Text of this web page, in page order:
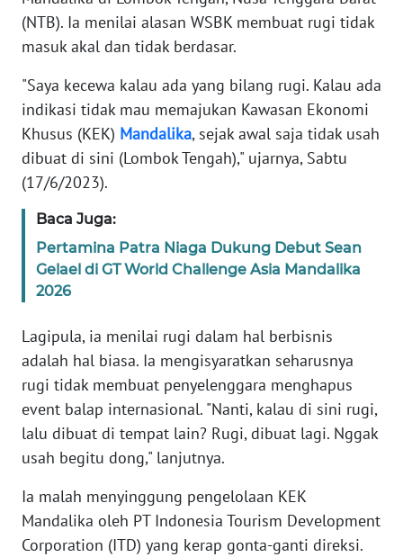
(NTB). Ia menilai alasan WSBK membuat rugi tidak
masuk akal dan tidak berdasar.
"Saya kecewa kalau ada yang bilang rugi. Kalau ada
indikasi tidak mau memajukan Kawasan Ekonomi
Khusus (KEK) Mandalika, sejak awal saja tidak usah
dibuat di sini (Lombok Tengah)," ujarnya, Sabtu
(17/6/2023).
Baca Juga:
Pertamina Patra Niaga Dukung Debut Sean
Gelael di GT World Challenge Asia Mandalika
2026
Lagipula, ia menilai rugi dalam hal berbisnis
adalah hal biasa. Ia mengisyaratkan seharusnya
rugi tidak membuat penyelenggara menghapus
event balap internasional. "Nanti, kalau di sini rugi,
lalu dibuat di tempat lain? Rugi, dibuat lagi. Nggak
usah begitu dong," lanjutnya.
Ia malah menyinggung pengelolaan KEK
Mandalika oleh PT Indonesia Tourism Development
Corporation (ITD) yang kerap gonta-ganti direksi.
REDAKSI
KARIR
DISCLAIMER
Wahana
News
Regional
WN
SUMUT
JAKARTA
WN
JABAR
WN
WN
NTT